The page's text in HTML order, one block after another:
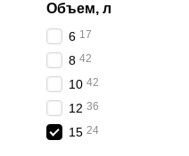
Объем, л
6 17
8 42
10 42
12 36
15 24